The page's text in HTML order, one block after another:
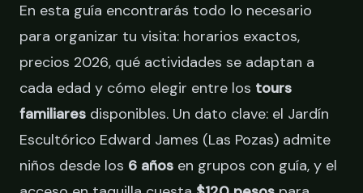
En esta guía encontrarás todo lo necesario
para organizar tu visita: horarios exactos,
precios 2026, qué actividades se adaptan a
cada edad y cómo elegir entre los tours
familiares disponibles. Un dato clave: el Jardín
Escultórico Edward James (Las Pozas) admite
niños desde los 6 años en grupos con guía, y el